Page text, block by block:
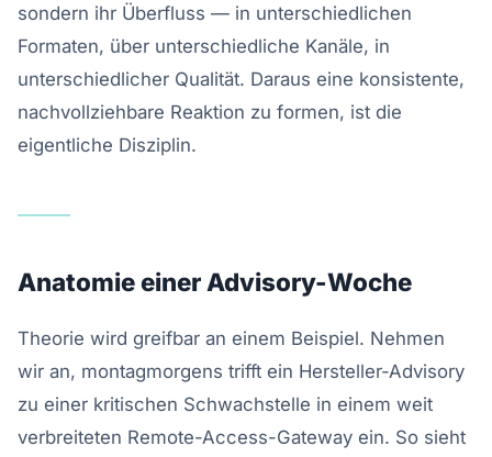
sondern ihr Überfluss — in unterschiedlichen
Formaten, über unterschiedliche Kanäle, in
unterschiedlicher Qualität. Daraus eine konsistente,
nachvollziehbare Reaktion zu formen, ist die
eigentliche Disziplin.
Anatomie einer Advisory-Woche
Theorie wird greifbar an einem Beispiel. Nehmen
wir an, montagmorgens trifft ein Hersteller-Advisory
zu einer kritischen Schwachstelle in einem weit
verbreiteten Remote-Access-Gateway ein. So sieht